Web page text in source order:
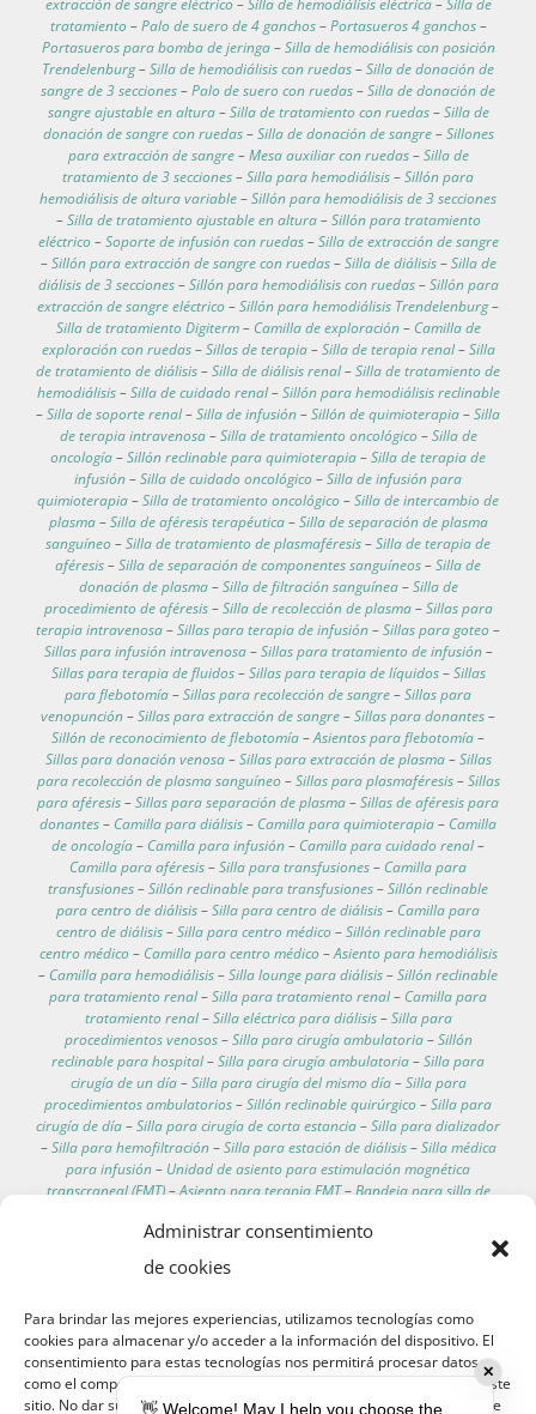
Administrar consentimiento
de cookies
Para brindar las mejores experiencias, utilizamos tecnologías como
cookies para almacenar y/o acceder a la información del dispositivo. El
consentimiento para estas tecnologías nos permitirá procesar datos
como el comportamiento de navegación o identificaciones únicas en este
sitio. No dar su consentimiento o retirarlo puede afectar negativamente
extracción de sangre eléctrico –Silla de hemodiálisis eléctrica–Silla de
tratamiento –Palo de suero de 4 ganchos–Portasueros 4 ganchos–
Portasueros para bomba de jeringa–Silla de hemodiálisis con posición
Trendelenburg–Silla de hemodiálisis con ruedas–Silla de donación de
sangre de 3 secciones–Palo de suero con ruedas–Silla de donación de
sangre ajustable en altura–Silla de tratamiento con ruedas–Silla de
donación de sangre con ruedas–Silla de donación de sangre–Sillones
para extracción de sangre–Mesa auxiliar con ruedas–Silla de
tratamiento de 3 secciones–Silla para hemodiálisis–Sillón para
hemodiálisis de altura variable–Sillón para hemodiálisis de 3 secciones
–Silla de tratamiento ajustable en altura–Sillón para tratamiento
eléctrico –Soporte de infusión con ruedas–Silla de extracción de sangre
–Sillón para extracción de sangre con ruedas–Silla de diálisis–Silla de
diálisis de 3 secciones–Sillón para hemodiálisis con ruedas–Sillón para
extracción de sangre eléctrico –Sillón para hemodiálisis Trendelenburg–
Silla de tratamiento Digiterm– Camilla de exploración– Camilla de
exploración con ruedas–Sillas de terapia–Silla de terapia renal–Silla
de tratamiento de diálisis–Silla de diálisis renal–Silla de tratamiento de
hemodiálisis–Silla de cuidado renal–Sillón para hemodiálisis reclinable
–Silla de soporte renal–Silla de infusión–Sillón de quimioterapia–Silla
de terapia intravenosa–Silla de tratamiento oncológico –Silla de
oncología–Sillón reclinable para quimioterapia–Silla de terapia de
infusión–Silla de cuidado oncológico –Silla de infusión para
quimioterapia–Silla de tratamiento oncológico –Silla de intercambio de
plasma–Silla de aféresis terapéutica–Silla de separación de plasma
sanguíneo –Silla de tratamiento de plasmaféresis–Silla de terapia de
aféresis–Silla de separación de componentes sanguíneos–Silla de
donación de plasma–Silla de filtración sanguínea–Silla de
procedimiento de aféresis–Silla de recolección de plasma–Sillas para
terapia intravenosa–Sillas para terapia de infusión–Sillas para goteo –
Sillas para infusión intravenosa–Sillas para tratamiento de infusión–
Sillas para terapia de fluidos–Sillas para terapia de líquidos–Sillas
para flebotomía–Sillas para recolección de sangre–Sillas para
venopunción–Sillas para extracción de sangre–Sillas para donantes–
Sillón de reconocimiento de flebotomía–Asientos para flebotomía–
Sillas para donación venosa–Sillas para extracción de plasma–Sillas
para recolección de plasma sanguíneo –Sillas para plasmaféresis–Sillas
para aféresis–Sillas para separación de plasma–Sillas de aféresis para
donantes– Camilla para diálisis– Camilla para quimioterapia– Camilla
de oncología– Camilla para infusión– Camilla para cuidado renal–
Camilla para aféresis–Silla para transfusiones– Camilla para
transfusiones–Sillón reclinable para transfusiones–Sillón reclinable
para centro de diálisis–Silla para centro de diálisis– Camilla para
centro de diálisis–Silla para centro médico –Sillón reclinable para
centro médico – Camilla para centro médico –Asiento para hemodiálisis
– Camilla para hemodiálisis–Silla lounge para diálisis–Sillón reclinable
para tratamiento renal–Silla para tratamiento renal– Camilla para
tratamiento renal–Silla eléctrica para diálisis–Silla para
procedimientos venosos–Silla para cirugía ambulatoria–Sillón
reclinable para hospital–Silla para cirugía ambulatoria–Silla para
cirugía de un día–Silla para cirugía del mismo día–Silla para
procedimientos ambulatorios–Sillón reclinable quirúrgico –Silla para
cirugía de día–Silla para cirugía de corta estancia–Silla para dializador
–Silla para hemofiltración–Silla para estación de diálisis–Silla médica
para infusión– Unidad de asiento para estimulación magnética
transcraneal (EMT)–Asiento para terapia EMT–Bandeja para silla de
tratamiento de diálisis–Escritorio para silla de paciente de diálisis
Mesa auxiliar para silla de hemodiálisis
Superficie lateral para silla de
Mesa accesoria para silla de clínica de diálisis
Soporte intravenoso–Asiento personal para diálisis–Silla residencial
para diálisis–Silla para hemodiálisis en casa–Asiento para diálisis en
casa–Silla doméstica para diálisis–Sillón reclinable portátil para
diálisis–Asiento para hemodiálisis en casa
Sillón reclinable para
diálisis en casa–Silla móvil para diálisis– Silla transportable para
✕
👋 Welcome! May I help you choose the